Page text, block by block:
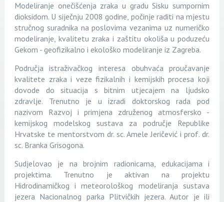
Modeliranje onečišćenja zraka u gradu Sisku sumpornim
dioksidom. U siječnju 2008 godine, počinje raditi na mjestu
stručnog suradnika na poslovima vezanima uz numeričko
modeliranje, kvalitetu zraka i zaštitu okoliša u poduzeću
Gekom - geofizikalno i ekološko modeliranje iz Zagreba.
Područja istraživačkog interesa obuhvaća proučavanje
kvalitete zraka i veze fizikalnih i kemijskih procesa koji
dovode do situacija s bitnim utjecajem na ljudsko
zdravlje. Trenutno je u izradi doktorskog rada pod
nazivom Razvoj i primjena združenog atmosfersko -
kemijskog modelskog sustava za područje Republike
Hrvatske te mentorstvom dr. sc. Amele Jeričević i prof. dr.
sc. Branka Grisogona.
Sudjelovao je na brojnim radionicama, edukacijama i
projektima. Trenutno je aktivan na projektu
Hidrodinamičkog i meteorološkog modeliranja sustava
jezera Nacionalnog parka Plitvičkih jezera. Autor je ili